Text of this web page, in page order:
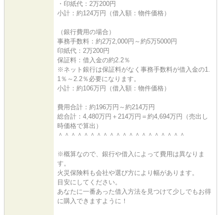
・印紙代：2万200円
小計：約124万円（借入額：物件価格）
（銀行費用の場合）
事務手数料：約2万2,000円～約5万5000円
印紙代：2万200円
保証料：借入金の約2.2％
※ネット銀行は保証料がなく事務手数料が借入金の1.
1％～2.2％必要になります。
小計：約106万円（借入額：物件価格）
費用合計：約196万円～約214万円
総合計：4,480万円＋214万円＝約4,694万円（売出し
時価格で算出）
＾＾＾＾＾＾＾＾＾＾＾＾＾＾＾＾＾＾＾＾
※概算なので、銀行や借入によって費用は異なりま
す。
火災保険料も会社や選び方により幅があります。
目安にしてください。
あなたに一番あった借入方法を見つけて少しでもお得
に購入できますように！